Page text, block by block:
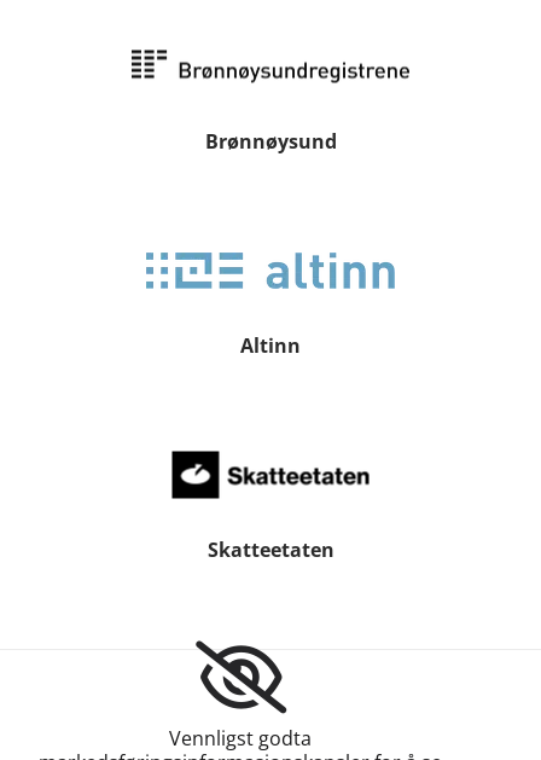
Brønnøysund
Altinn
Skatteetaten
Vennligst godta